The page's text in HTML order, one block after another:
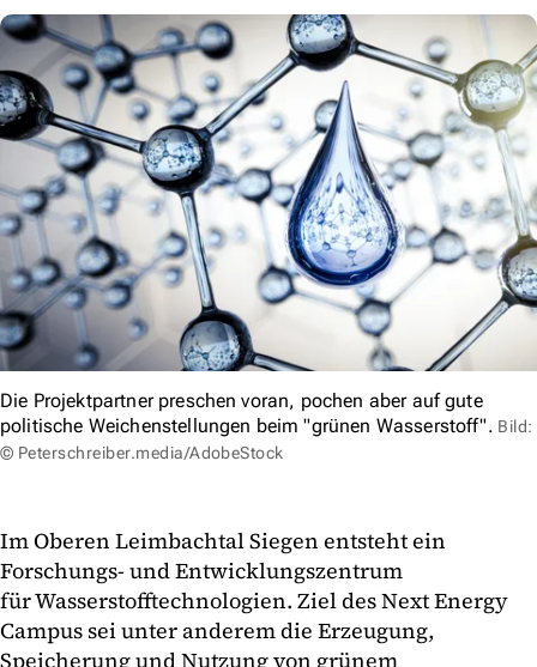
Die Projektpartner preschen voran, pochen aber auf gute
politische Weichenstellungen beim "grünen Wasserstoff". Bild:
© Peterschreiber.media/AdobeStock
Im Oberen Leimbachtal Siegen entsteht ein
Forschungs- und Entwicklungszentrum
für Wasserstofftechnologien. Ziel des Next Energy
Campus sei unter anderem die Erzeugung,
Speicherung und Nutzung von grünem